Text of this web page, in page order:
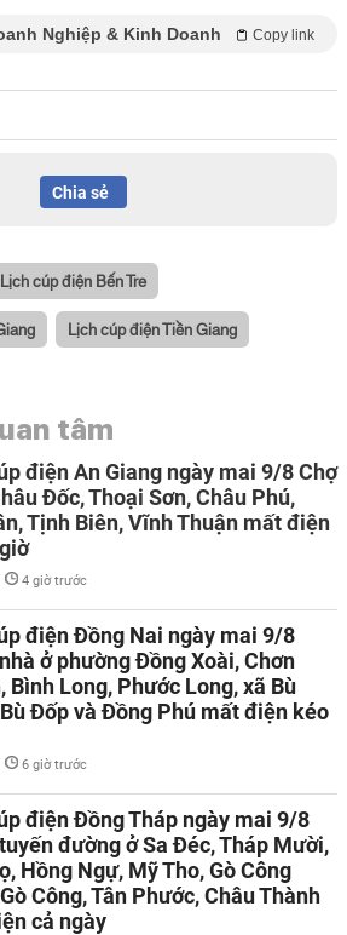
Nghiệp & Kinh Doanh Copy link
Chia sẻ
Lịch cúp điện Bến Tre
Lịch cúp điện Tiền Giang
tâm
điện An Giang ngày mai 9/8 Chợ
Đốc, Thoại Sơn, Châu Phú,
Tịnh Biên, Vĩnh Thuận mất điện
4 giờ trước
điện Đồng Nai ngày mai 9/8
ở phường Đồng Xoài, Chơn
Bình Long, Phước Long, xã Bù
Đốp và Đồng Phú mất điện kéo
6 giờ trước
điện Đồng Tháp ngày mai 9/8
đường ở Sa Đéc, Tháp Mười,
Hồng Ngự, Mỹ Tho, Gò Công
Công, Tân Phước, Châu Thành
cả ngày